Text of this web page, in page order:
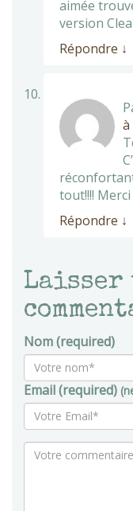
aimée
version
Répondre ↓
à
tout!!!! Merci
Répondre ↓
Laisser
Nom (required)
Email (required)